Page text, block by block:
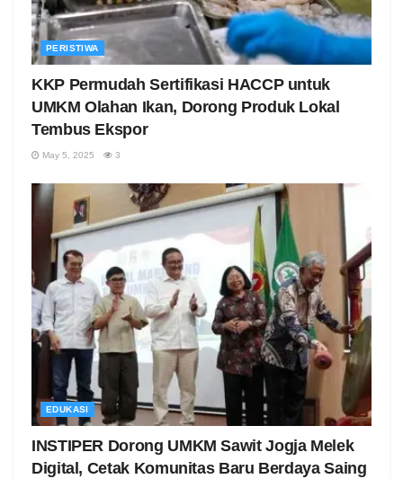
PERISTIWA
KKP Permudah Sertifikasi HACCP untuk
UMKM Olahan Ikan, Dorong Produk Lokal
Tembus Ekspor
May 5, 2025 3
EDUKASI
INSTIPER Dorong UMKM Sawit Jogja Melek
Digital, Cetak Komunitas Baru Berdaya Saing